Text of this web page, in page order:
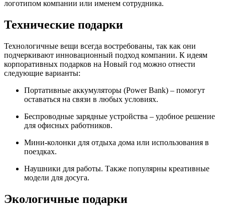
логотипом компании или именем сотрудника.
Технические подарки
Технологичные вещи всегда востребованы, так как они
подчеркивают инновационный подход компании. К идеям
корпоративных подарков на Новый год можно отнести
следующие варианты:
Портативные аккумуляторы (Power Bank) – помогут
оставаться на связи в любых условиях.
Беспроводные зарядные устройства – удобное решение
для офисных работников.
Мини-колонки для отдыха дома или использования в
поездках.
Наушники для работы. Также популярны креативные
модели для досуга.
Экологичные подарки